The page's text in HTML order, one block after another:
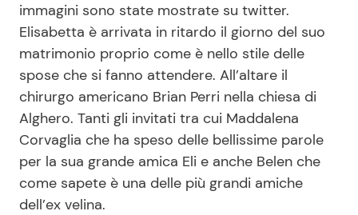
Seguici
Info
Chi siamo
Disclaimer e Privacy
Redazione
immagini sono state mostrate su twitter.
Elisabetta è arrivata in ritardo il giorno del suo
matrimonio proprio come è nello stile delle
spose che si fanno attendere. All’altare il
chirurgo americano Brian Perri nella chiesa di
Alghero. Tanti gli invitati tra cui Maddalena
Corvaglia che ha speso delle bellissime parole
per la sua grande amica Eli e anche Belen che
come sapete è una delle più grandi amiche
dell’ex velina.